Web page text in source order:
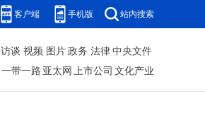
客户端 手机版 站内搜索
访谈 视频 图片 政务 法律 中央文件
一带一路 亚太网 上市公司 文化产业